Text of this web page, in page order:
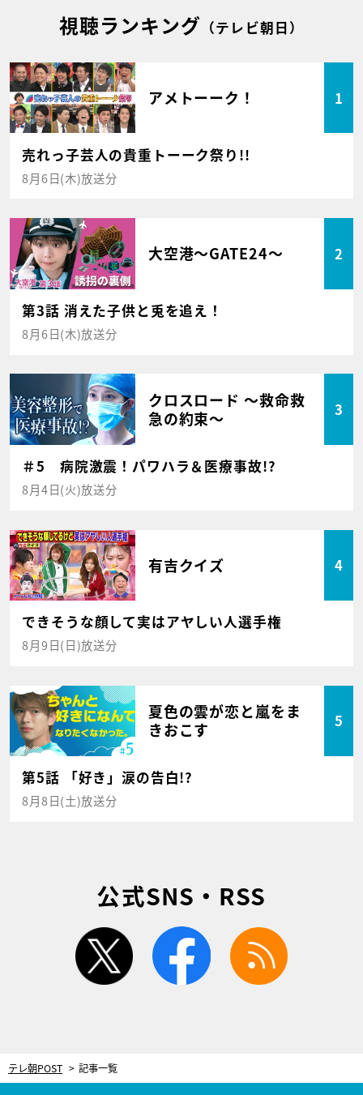
視聴ランキング （テレビ朝日）
アメトーーク！ 1
売れっ子芸人の貴重トーーク祭り!!
8月6日(木)放送分
大空港～GATE24～ 2
第3話 消えた子供と兎を追え！
8月6日(木)放送分
クロスロード ～救命救
急の約束～
3
＃5 病院激震！パワハラ＆医療事故!?
8月4日(火)放送分
有吉クイズ 4
できそうな顔して実はアヤしい人選手権
8月9日(日)放送分
夏色の雲が恋と嵐をま
きおこす
5
第5話 「好き」涙の告白!?
8月8日(土)放送分
公式SNS・RSS
twitter facebook
テレ朝POST 記事一覧